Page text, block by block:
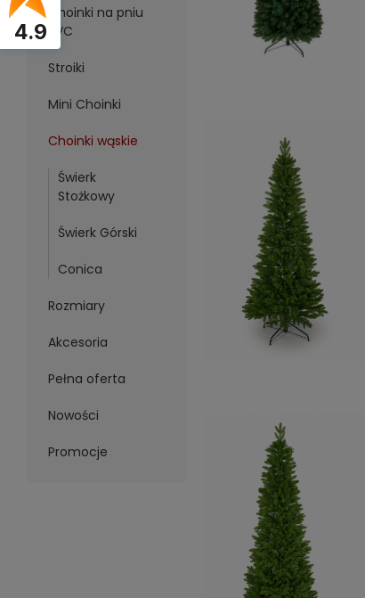
Choinki na pniu
PVC
Stroiki
Mini Choinki
Choinki wąskie
Świerk
Stożkowy
Świerk Górski
Conica
Rozmiary
Akcesoria
Pełna oferta
Nowości
Promocje
4.9